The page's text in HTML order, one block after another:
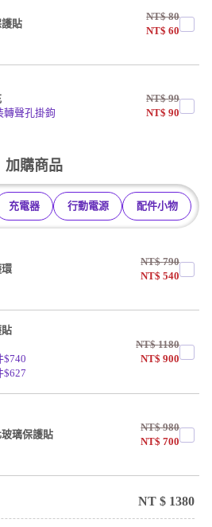
貼
NT$80
NT$60
轉聲孔掛鉤
NT$99
NT$90
加購商品
充電器 行動電源 配件小物
NT$790
NT$540
$740
$627
NT$1180
NT$900
璃保護貼
NT$980
NT$700
NT $ 1380